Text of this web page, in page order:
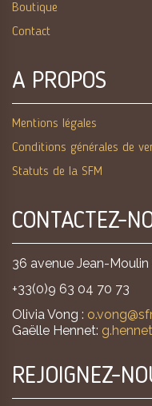
Boutique
Contact
A PROPOS
Mentions légales
Conditions générales de
Statuts de la SFM
CONTACTEZ-
36 avenue Jean-Moulin
+33(0)9 63 04 70 73
Olivia Vong :
Gaëlle Hennet:
REJOIGNEZ-